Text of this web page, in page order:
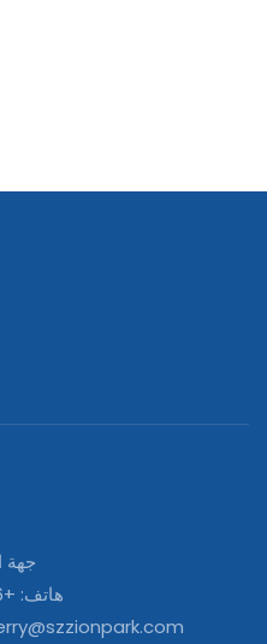
جهة
هاتف: +86 134 1886 4705